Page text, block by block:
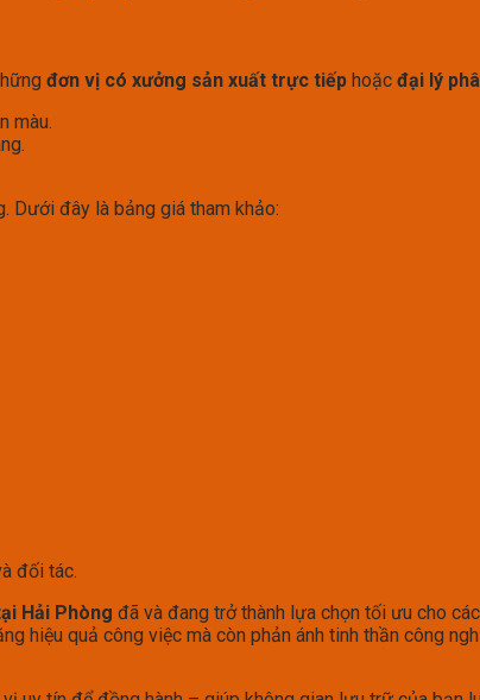
đơn vị có xưởng sản xuất trực tiếp hoặc đại lý
màu.
Dưới đây là bảng giá tham khảo:
đối tác.
Hải Phòng đã và đang trở thành lựa chọn tối ưu cho
hiệu quả công việc mà còn phản ánh tinh thần công